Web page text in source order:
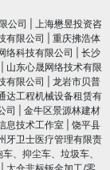
公司
上海懋昱投资咨
有限公司
重庆拂浩体
络科技有限公司
长沙
山东心晟网络技术有限
有限公司
龙岩市贝普
达工程机械设备租赁有
司
金牛区景源林建材
息技术工作室
饶平县
牙卫士医疗管理有限责
、抑尘车、垃圾车、